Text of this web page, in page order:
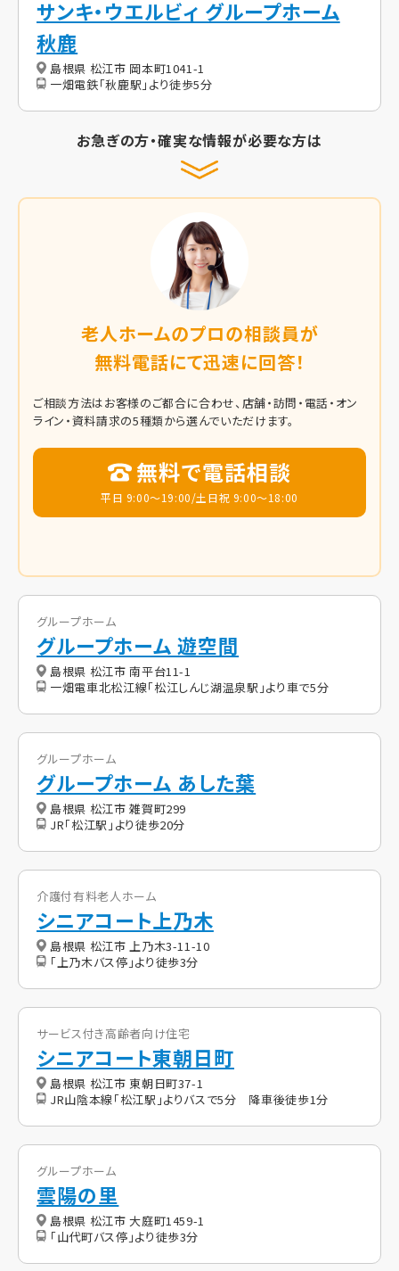
サンキ・ウエルビィ グループホーム
秋鹿
島根県 松江市 岡本町1041-1
一畑電鉄「秋鹿駅」より徒歩5分
お急ぎの方・確実な情報が必要な方は
老人ホームのプロの相談員が
無料電話にて迅速に回答！
ご相談方法はお客様のご都合に合わせ、店舗・訪問・電話・オン
ライン・資料請求の5種類から選んでいただけます。
無料で電話相談
平日 9:00～19:00/土日祝 9:00～18:00
グループホーム
グループホーム 遊空間
島根県 松江市 南平台11-1
一畑電車北松江線「松江しんじ湖温泉駅」より車で5分
グループホーム
グループホーム あした葉
島根県 松江市 雑賀町299
JR「松江駅」より徒歩20分
介護付有料老人ホーム
シニアコート上乃木
島根県 松江市 上乃木3-11-10
「上乃木バス停」より徒歩3分
サービス付き高齢者向け住宅
シニアコート東朝日町
島根県 松江市 東朝日町37-1
JR山陰本線「松江駅」よりバスで5分 降車後徒歩1分
グループホーム
雲陽の里
島根県 松江市 大庭町1459-1
「山代町バス停」より徒歩3分